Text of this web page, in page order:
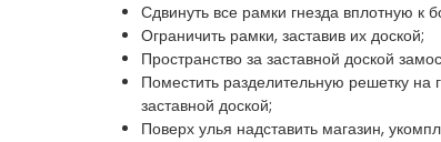
Сдвинуть все рамки гнезда вплотную к
Ограничить рамки, заставив их доской;
Пространство за заставной доской
Поместить разделительную решетку на
заставной доской;
Поверх улья надставить магазин,